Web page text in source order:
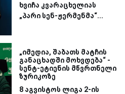
ხვიჩა კვარაცხელიას
„პარი სენ-ჟერმენმა“...
„იმედია, შაბათს მატჩის
განაცხადში მოხვდება“ -
სენტ-ეტიენის მწვრთნელი
ზურიკოზე
8 აგვისტოს ლიგა 2-ის